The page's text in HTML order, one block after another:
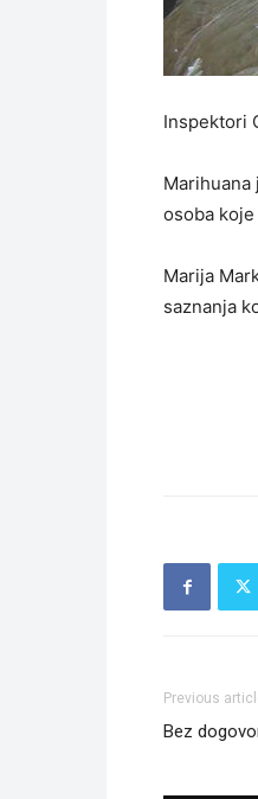
Inspektori
osoba
Marija
saznanja
Previous
Bez